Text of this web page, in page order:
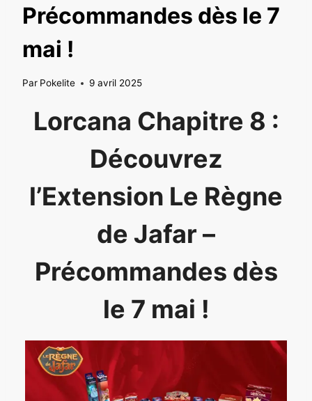
Précommandes dès le 7
mai !
Par Pokelite 9 avril 2025
Lorcana Chapitre 8 :
Découvrez
l’Extension Le Règne
de Jafar –
Précommandes dès
le 7 mai !